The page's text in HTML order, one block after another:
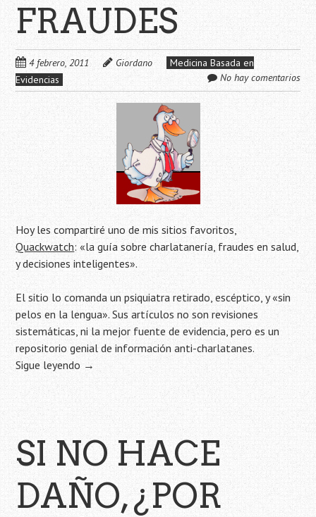
FRAUDES
4 febrero, 2011 Giordano
Medicina Basada en
Evidencias
No hay comentarios
Hoy les compartiré uno de mis sitios favoritos,
Quackwatch: «la guía sobre charlatanería, fraudes en salud,
y decisiones inteligentes».
El sitio lo comanda un psiquiatra retirado, escéptico, y «sin
pelos en la lengua». Sus artículos no son revisiones
sistemáticas, ni la mejor fuente de evidencia, pero es un
repositorio genial de información anti-charlatanes.
Sigue leyendo →
SI NO HACE
DAÑO, ¿POR